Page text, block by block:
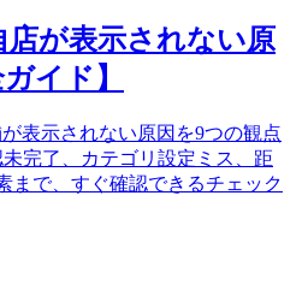
店が表示されない原
イド】
表示されない原因を9つの観点
完了、カテゴリ設定ミス、距
まで、すぐ確認できるチェック